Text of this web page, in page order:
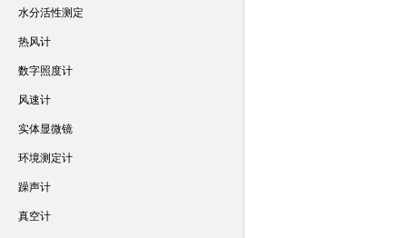
水分活性测定
热风计
数字照度计
风速计
实体显微镜
环境测定计
躁声计
真空计